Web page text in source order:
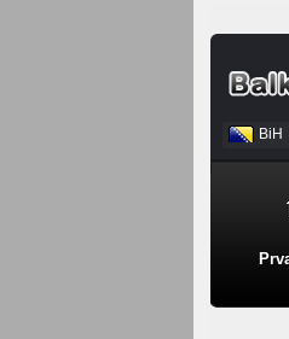
BiH